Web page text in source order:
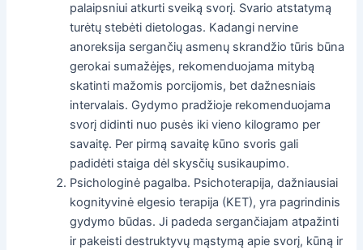
palaipsniui atkurti sveiką svorį. Svario atstatymą
turėtų stebėti dietologas. Kadangi nervine
anoreksija sergančių asmenų skrandžio tūris būna
gerokai sumažėjęs, rekomenduojama mitybą
skatinti mažomis porcijomis, bet dažnesniais
intervalais. Gydymo pradžioje rekomenduojama
svorį didinti nuo pusės iki vieno kilogramo per
savaitę. Per pirmą savaitę kūno svoris gali
padidėti staiga dėl skysčių susikaupimo.
Psichologinė pagalba. Psichoterapija, dažniausiai
kognityvinė elgesio terapija (KET), yra pagrindinis
gydymo būdas. Ji padeda sergančiajam atpažinti
ir pakeisti destruktyvų mąstymą apie svorį, kūną ir